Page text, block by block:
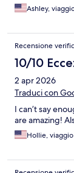
Ashley,
Recensione
10/10
2 apr 2026
Traduci con
I can’t say
are amazing!
Hollie,